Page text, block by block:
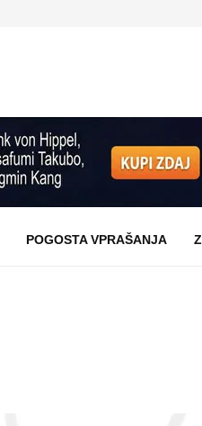
POGOSTA VPRAŠANJA